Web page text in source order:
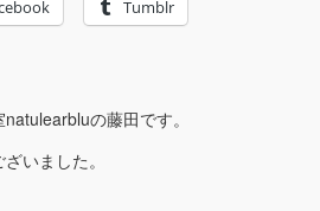
Tumblr
の藤田です。
いました。